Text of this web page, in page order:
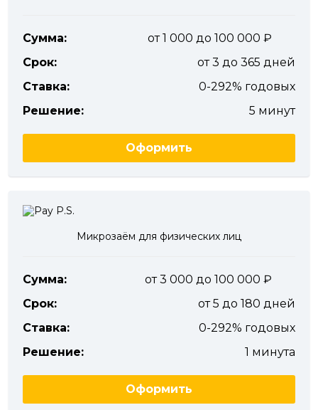
Сумма:
от 1 000 до 100 000
Срок:
от 3 до 365 дней
Ставка:
0-292% годовых
Решение:
5 минут
Оформить
Микрозаём для физических лиц
Сумма:
от 3 000 до 100 000
Срок:
от 5 до 180 дней
Ставка:
0-292% годовых
Решение:
1 минута
Оформить